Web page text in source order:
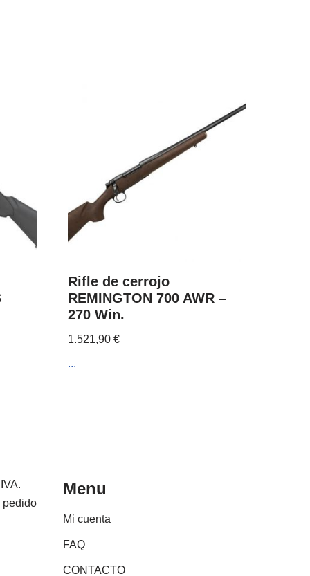
Rifle de cerrojo
REMINGTON 700 AWR –
270 Win.
1.521,90€
...
pedido
Menu
Mi cuenta
FAQ
CONTACTO